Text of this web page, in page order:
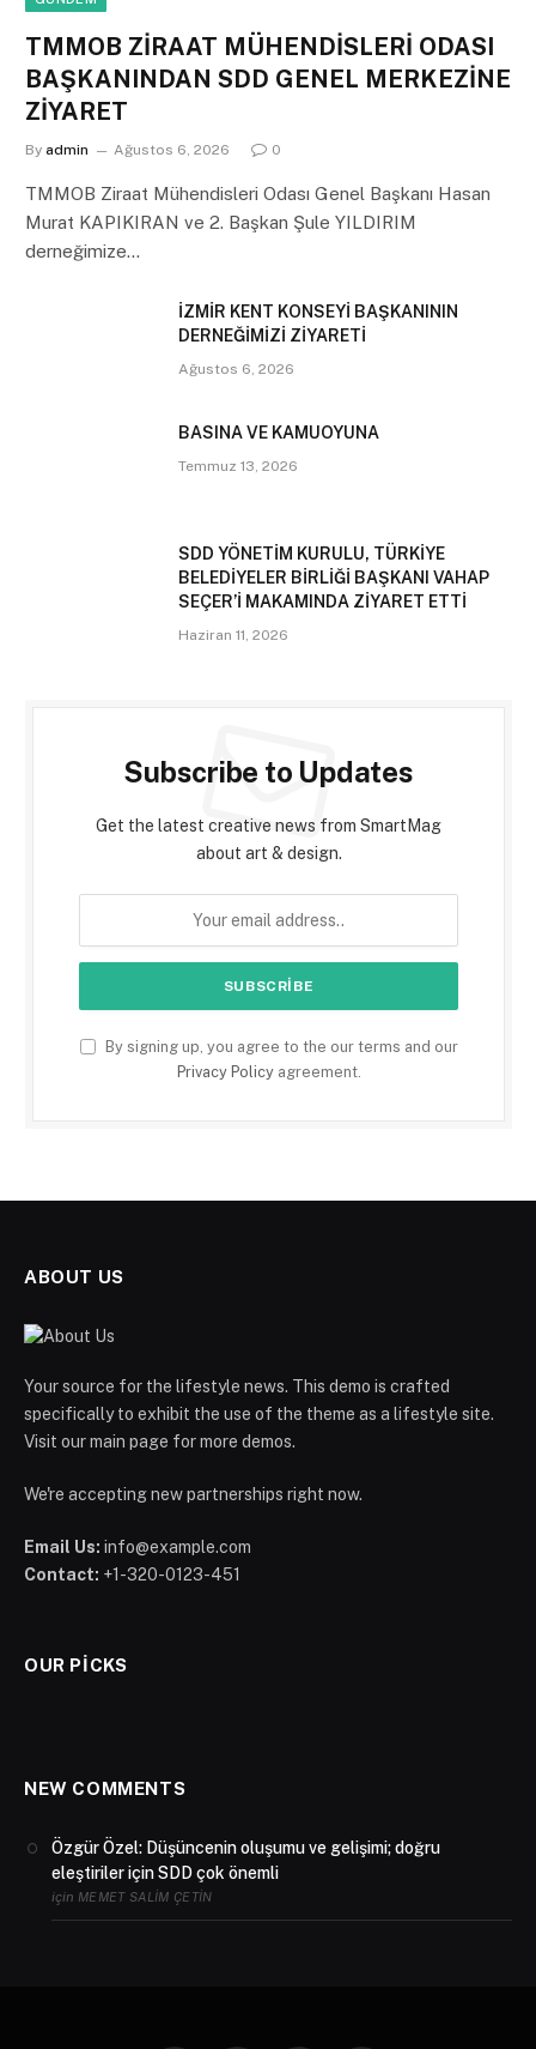
TMMOB ZİRAAT MÜHENDİSLERİ ODASI
BAŞKANINDAN SDD GENEL MERKEZİNE
ZİYARET
By admin Ağustos 6, 2026 0
TMMOB Ziraat Mühendisleri Odası Genel Başkanı Hasan
Murat KAPIKIRAN ve 2. Başkan Şule YILDIRIM
derneğimize…
İZMİR KENT KONSEYİ BAŞKANININ
DERNEĞİMİZİ ZİYARETİ
Ağustos 6, 2026
BASINA VE KAMUOYUNA
Temmuz 13, 2026
SDD YÖNETİM KURULU, TÜRKİYE
BELEDİYELER BİRLİĞİ BAŞKANI VAHAP
SEÇER’İ MAKAMINDA ZİYARET ETTİ
Haziran 11, 2026
Subscribe to Updates
Get the latest creative news from SmartMag
about art & design.
By signing up, you agree to the our terms and our
Privacy Policyagreement.
ABOUT US
Your source for the lifestyle news. This demo is crafted
specifically to exhibit the use of the theme as a lifestyle site.
Visit our main page for more demos.
We're accepting new partnerships right now.
Email Us: info@example.com
Contact: +1-320-0123-451
OUR PICKS
NEW COMMENTS
Özgür Özel: Düşüncenin oluşumu ve gelişimi; doğru
eleştiriler için SDD çok önemli
için MEMET SALIM ÇETIN